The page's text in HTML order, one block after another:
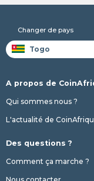
Changer de pays
A propos de
Qui sommes nous ?
L'actualité de
Des questions ?
Comment ça marche ?